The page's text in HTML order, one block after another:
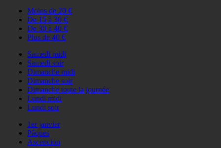
Moins de 20 €
De 15 à 30 €
De 30 à 40 €
Plus de 40 €
Samedi midi
Samedi soir
Dimanche midi
Dimanche soir
Dimanche toute la journée
Lundi midi
Lundi soir
1er janvier
Pâques
Ascencion